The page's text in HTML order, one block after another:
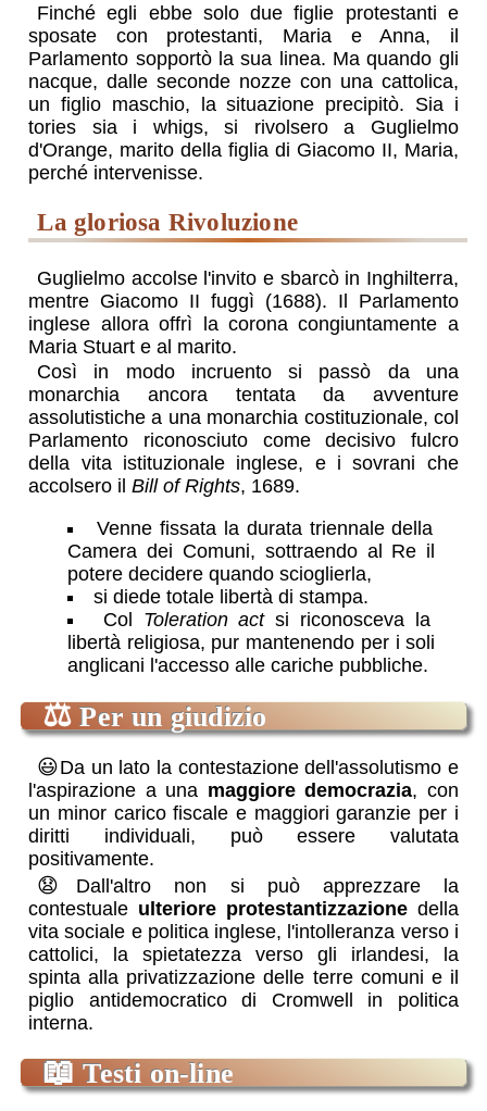
Finché egli ebbe solo due figlie protestanti e
sposate con protestanti, Maria e Anna, il
Parlamento sopportò la sua linea. Ma quando gli
nacque, dalle seconde nozze con una cattolica,
un figlio maschio, la situazione precipitò. Sia i
tories sia i whigs, si rivolsero a Guglielmo
d'Orange, marito della figlia di Giacomo II, Maria,
perché intervenisse.
la gloriosa Rivoluzione
Guglielmo accolse l'invito e sbarcò in Inghilterra,
mentre Giacomo II fuggì (1688). Il Parlamento
inglese allora offrì la corona congiuntamente a
Maria Stuart e al marito.
Così in modo incruento si passò da una
monarchia ancora tentata da avventure
assolutistiche a una monarchia costituzionale, col
Parlamento riconosciuto come decisivo fulcro
della vita istituzionale inglese, e i sovrani che
accolsero ilBill of Rights, 1689.
Venne fissata la durata triennale della
Camera dei Comuni, sottraendo al Re il
potere decidere quando scioglierla,
si diede totale libertà di stampa.
Col Toleration actsi riconosceva la
libertà religiosa, pur mantenendo per i soli
anglicani l'accesso alle cariche pubbliche.
⚖Per un giudizio
😃Da un lato la contestazione dell'assolutismo e
l'aspirazione a una maggiore democrazia, con
un minor carico fiscale e maggiori garanzie per i
diritti individuali, può essere valutata
positivamente.
😧 Dall'altro non si può apprezzare la
contestuale ulteriore protestantizzazionedella
vita sociale e politica inglese, l'intolleranza verso i
cattolici, la spietatezza verso gli irlandesi, la
spinta alla privatizzazione delle terre comuni e il
piglio antidemocratico di Cromwell in politica
interna.
📖 Testi on-line